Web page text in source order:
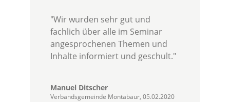
"Wir wurden sehr gut und
fachlich über alle im Seminar
angesprochenen Themen und
Inhalte informiert und geschult."
Manuel Ditscher
Verbandsgemeinde Montabaur, 05.02.2020